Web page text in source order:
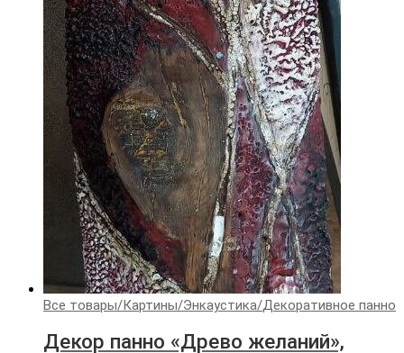
Все товары/Картины/Энкаустика/Декоративное панно
Декор панно «Древо желаний»,